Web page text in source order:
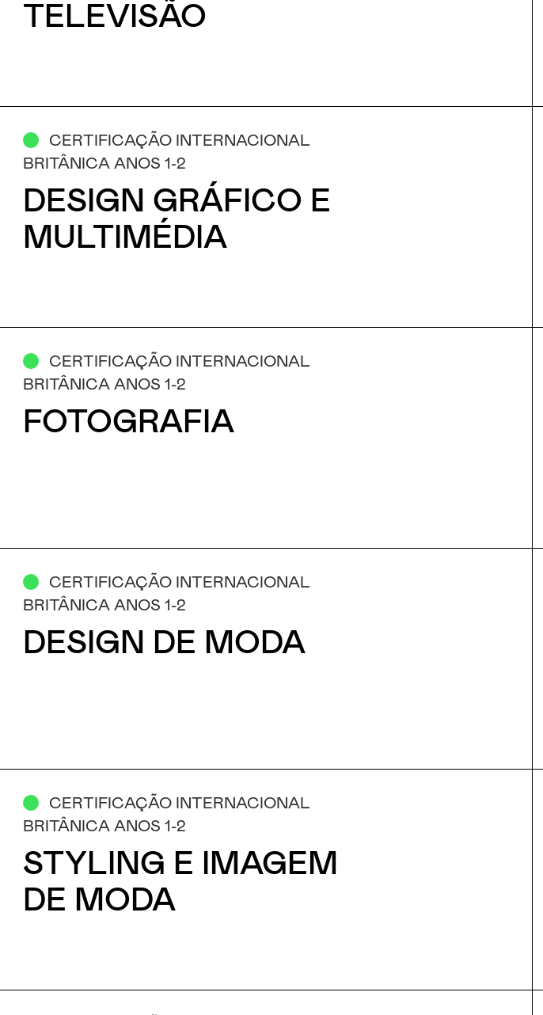
TELEVISÃO
CERTIFICAÇÃO INTERNACIONAL
BRITÂNICA ANOS 1-2
DESIGN GRÁFICO E
MULTIMÉDIA
CERTIFICAÇÃO INTERNACIONAL
BRITÂNICA ANOS 1-2
FOTOGRAFIA
CERTIFICAÇÃO INTERNACIONAL
BRITÂNICA ANOS 1-2
DESIGN DE MODA
CERTIFICAÇÃO INTERNACIONAL
BRITÂNICA ANOS 1-2
STYLING E IMAGEM
DE MODA